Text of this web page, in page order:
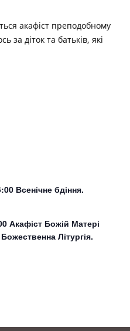
акафіст преподобному
за діток та батьків, які
Всенічне бдіння.
Акафіст Божій Матері
Літургія.